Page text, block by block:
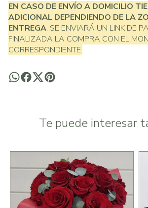
EN CASO DE ENVÍO A DOMICILIO
ADICIONAL DEPENDIENDO DE LA
ENTREGA. SE ENVIARÁ UN LINK DE
FINALIZADA LA COMPRA CON EL
CORRESPONDIENTE.
Te puede interesar